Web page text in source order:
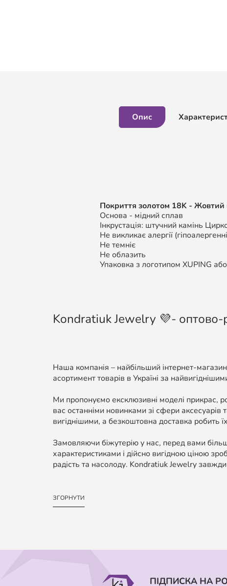
Опис
Покриття золотом 18K - Жовтий
Основа - мідний сплав
Інкрустація: штучний камінь
Не викликає алергії
Не темніє
Не облазить
Упаковка з логотипом XUPING
Kondratiuk Jewelry 💜- оптово-
Наша компанія – найбільший інтернет-
асортимент товарів в Україні за
Ми пропонуємо ексклюзивні моделі прикрас,
вас останніми новинками зі сфери
вигіднішими, а безкоштовна доставка робить
Замовляючи біжутерію у нас, перед вами
характеристиками і дійсно вигідною ціною
радість та насолоду. Kondratiuk Jewelry
ЗГОРНУТИ
ПІДПИСКА НА